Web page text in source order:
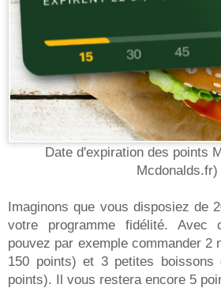
Date d'expiration des points
Mcdonalds.fr)
Imaginons que vous disposiez de
votre programme fidélité. Avec
pouvez par exemple commander 2
150 points) et 3 petites boissons
points). Il vous restera encore 5